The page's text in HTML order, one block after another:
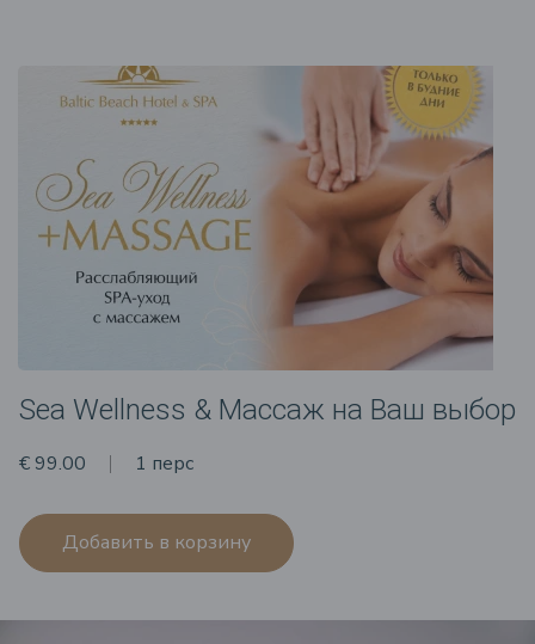
Sea Wellness & Массаж на Ваш выбор
€ 99.00 1 перс
Добавить в корзину